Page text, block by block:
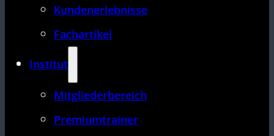
Kundenerlebnisse
Fachartikel
Institut
Mitgliederbereich
Premiumtrainer